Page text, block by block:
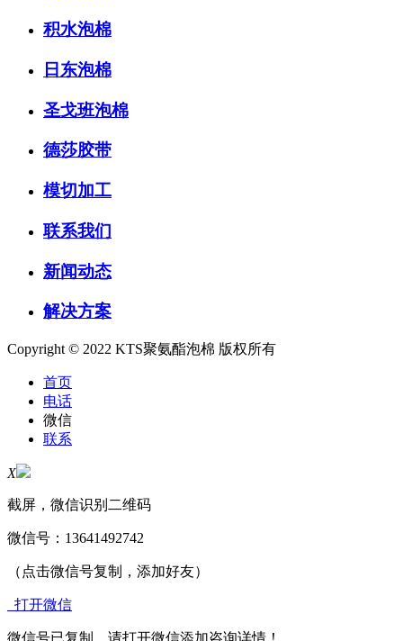
积水泡棉
日东泡棉
圣戈班泡棉
德莎胶带
模切加工
联系我们
新闻动态
解决方案
Copyright © 2022 KTS聚氨酯泡棉 版权所有
首页
电话
微信
联系
X
截屏，微信识别二维码
微信号： 13641492742
（点击微信号复制，添加好友）
打开微信
微信号已复制，请打开微信添加咨询详情！